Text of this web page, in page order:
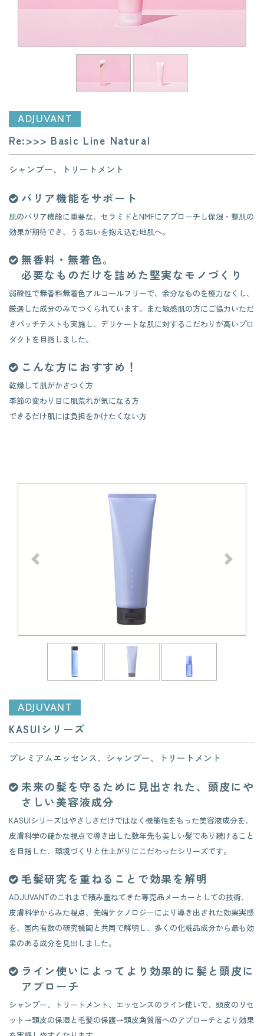
ADJUVANT
Re:>>> Basic Line Natural
シャンプー、トリートメント
バリア機能をサポート
肌のバリア機能に重要な、セラミドとNMFにアプローチし保湿・整肌の
効果が期待でき、うるおいを抱え込む地肌へ。
無香料・無着色。
​​​​​​​必要なものだけを詰めた堅実なモノづくり
弱酸性で無香料無着色アルコールフリーで、余分なものを極力なくし、
厳選した成分のみでつくられています。また敏感肌の方にご協力いただ
きパッチテストも実施し、デリケートな肌に対するこだわりが高いプロ
ダクトを目指しました。
こんな方におすすめ！
乾燥して肌がかさつく方
季節の変わり目に肌荒れが気になる方
​​​​​​​できるだけ肌には負担をかけたくない方
前へ 次へ
ADJUVANT
KASUIシリーズ
プレミアムエッセンス、シャンプー、トリートメント
未来の髪を守るために見出された、頭皮にや
さしい美容液成分
KASUIシリーズはやさしさだけではなく機能性をもった美容液成分を、
皮膚科学の確かな視点で導き出した数年先も美しい髪であり続けること
を目指した、環境づくりと仕上がりにこだわったシリーズです。
毛髪研究を重ねることで効果を解明
ADJUVANTのこれまで積み重ねてきた専売品メーカーとしての技術、
皮膚科学からみた視点、先端テクノロジーにより導き出された効果実感
を、国内有数の研究機関と共同で解明し、多くの化粧品成分から最も効
果のある成分を見出しました。
ライン使いによってより効果的に髪と頭皮に
アプローチ
シャンプー、トリートメント、エッセンスのライン使いで、頭皮のリセ
ット→頭皮の保湿と毛髪の保護→頭皮角質層へのアプローチとより効果